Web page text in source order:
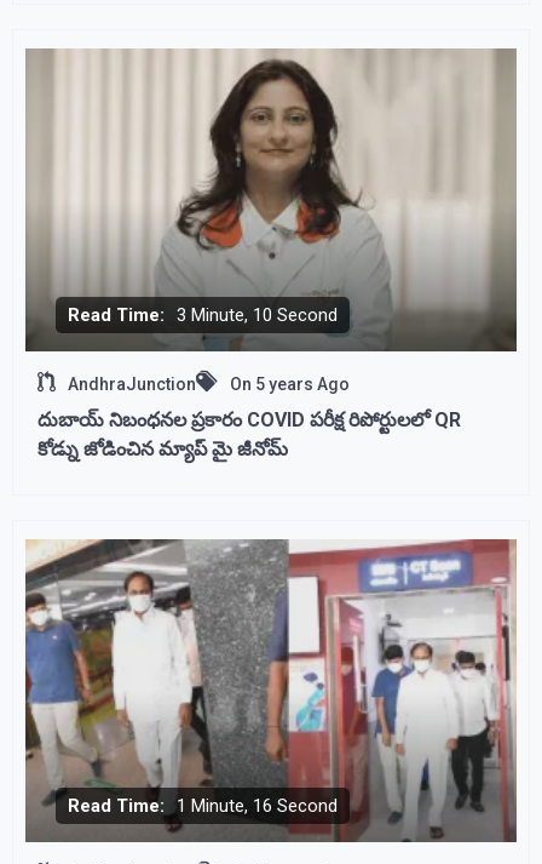
Read Time: 3 Minute, 10 Second
AndhraJunction On 5 years Ago
దుబాయ్ నిబంధనల ప్రకారం COVID పరీక్ష రిపోర్టులలో QR
కోడ్ను జోడించిన మ్యాప్ మై జీనోమ్
Read Time: 1 Minute, 16 Second